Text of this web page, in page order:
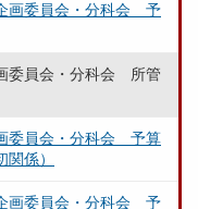
画委員会・分科会 予
委員会・分科会 所管
委員会・分科会 予算
係）
画委員会・分科会 予